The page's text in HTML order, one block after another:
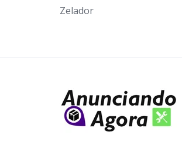
Zelador